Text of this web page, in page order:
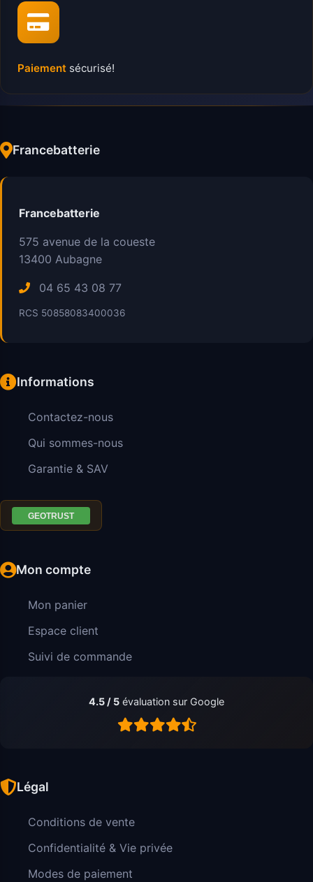
Paiement sécurisé!
Francebatterie
Francebatterie
575 avenue de la coueste
13400 Aubagne
04 65 43 08 77
RCS 50858083400036
Informations
Contactez-nous
Qui sommes-nous
Garantie & SAV
Mon compte
Mon panier
Espace client
Suivi de commande
4.5 / 5 évaluation sur Google
Légal
Conditions de vente
Confidentialité & Vie privée
Modes de paiement